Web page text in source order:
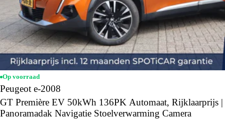
Op voorraad
Peugeot e-2008
GT Première EV 50kWh 136PK Automaat, Rijklaarprijs |
Panoramadak Navigatie Stoelverwarming Camera